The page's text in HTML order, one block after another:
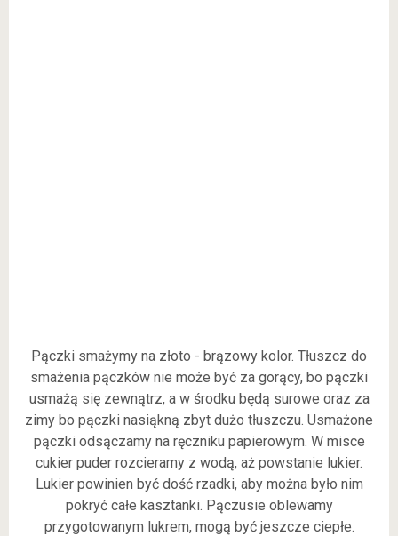
Pączki smażymy na złoto - brązowy kolor. Tłuszcz do
smażenia pączków nie może być za gorący, bo pączki
usmażą się zewnątrz, a w środku będą surowe oraz za
zimy bo pączki nasiąkną zbyt dużo tłuszczu. Usmażone
pączki odsączamy na ręczniku papierowym. W misce
cukier puder rozcieramy z wodą, aż powstanie lukier.
Lukier powinien być dość rzadki, aby można było nim
pokryć całe kasztanki. Pączusie oblewamy
przygotowanym lukrem, mogą być jeszcze ciepłe.